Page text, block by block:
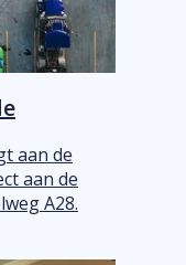
aan de
aan de
A28.